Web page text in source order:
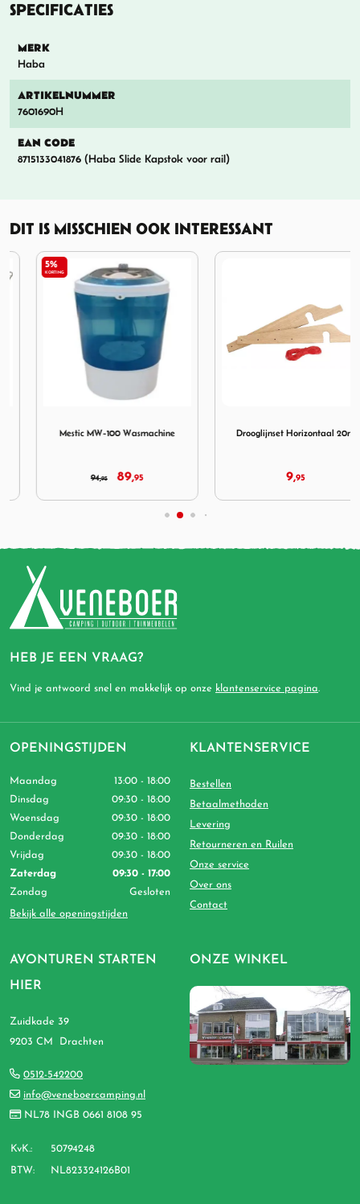
SPECIFICATIES
MERK
Haba
ARTIKELNUMMER
7601690H
EAN CODE
8715133041876 (Haba Slide Kapstok voor rail)
DIT IS MISSCHIEN OOK INTERESSANT
Mestic MW-100 Wasmachine
89, 95
Drooglijnset Horizontaal 20m
HEB JE EEN VRAAG?
Vind je antwoord snel en makkelijk op onze klantenservice pagina.
AVONTUREN STARTEN
HIER
Zuidkade 39
9203 CM Drachten
0512-542200
info@veneboercamping.nl
NL78 INGB 0661 8108 95
KvK.: 50794248
BTW: NL823324126B01
OPENINGSTIJDEN
Maandag
13:00 - 18:00
Dinsdag
09:30 - 18:00
Woensdag
09:30 - 18:00
Donderdag
09:30 - 18:00
Vrijdag
09:30 - 18:00
Zaterdag
09:30 - 17:00
Zondag
Gesloten
Bekijk alle openingstijden
KLANTENSERVICE
Bestellen
Betaalmethoden
Levering
Retourneren en Ruilen
Onze service
Over ons
Contact
ONZE WINKEL